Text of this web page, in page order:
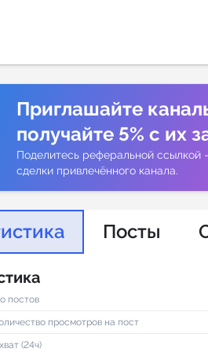
Приглашайте
получайте 5% с их
Поделитесь реферальной ссылкой
сделки привлечённого канала.
Посты
постов
просмотров на пост
(24ч)